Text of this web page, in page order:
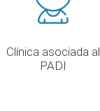
Clínica asociada al
PADI